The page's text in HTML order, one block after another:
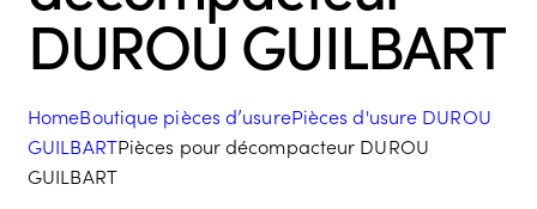
DUROU GUILBART
HomeBoutique pièces d’usurePièces d'usure DUROU
GUILBARTPièces pour décompacteur DUROU
GUILBART